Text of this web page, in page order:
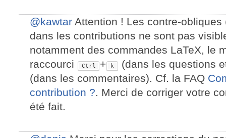
@kawtar Attention ! Les contre-obliques
dans les contributions ne sont pas
notamment des commandes LaTeX, le
raccourci
Ctrl + k
(dans les questions
(dans les commentaires). Cf. la FAQ
contribution ?. Merci de corriger votre
été fait.